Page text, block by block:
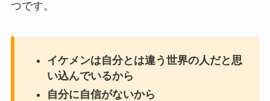
つです。
イケメンは自分とは違う世界の人だと思
い込んでいるから
自分に自信がないから